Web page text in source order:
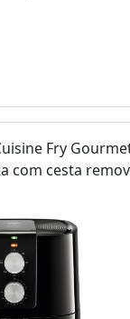
Fry
com cesta